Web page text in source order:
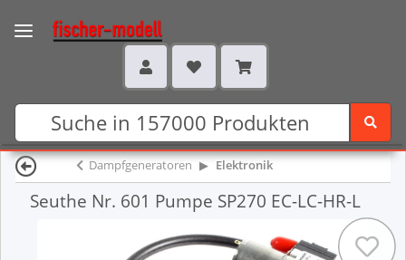
Dampfgeneratoren Elektronik
Seuthe Nr. 601 Pumpe SP270 EC-LC-HR-L